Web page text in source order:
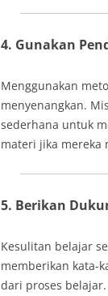
4. Gunakan
Menggunakan
menyenangkan.
sederhana untuk
materi jika mereka
5. Berikan
Kesulitan belajar
memberikan kata-
dari proses